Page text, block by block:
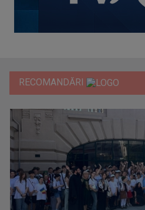
RECOMANDĂRI